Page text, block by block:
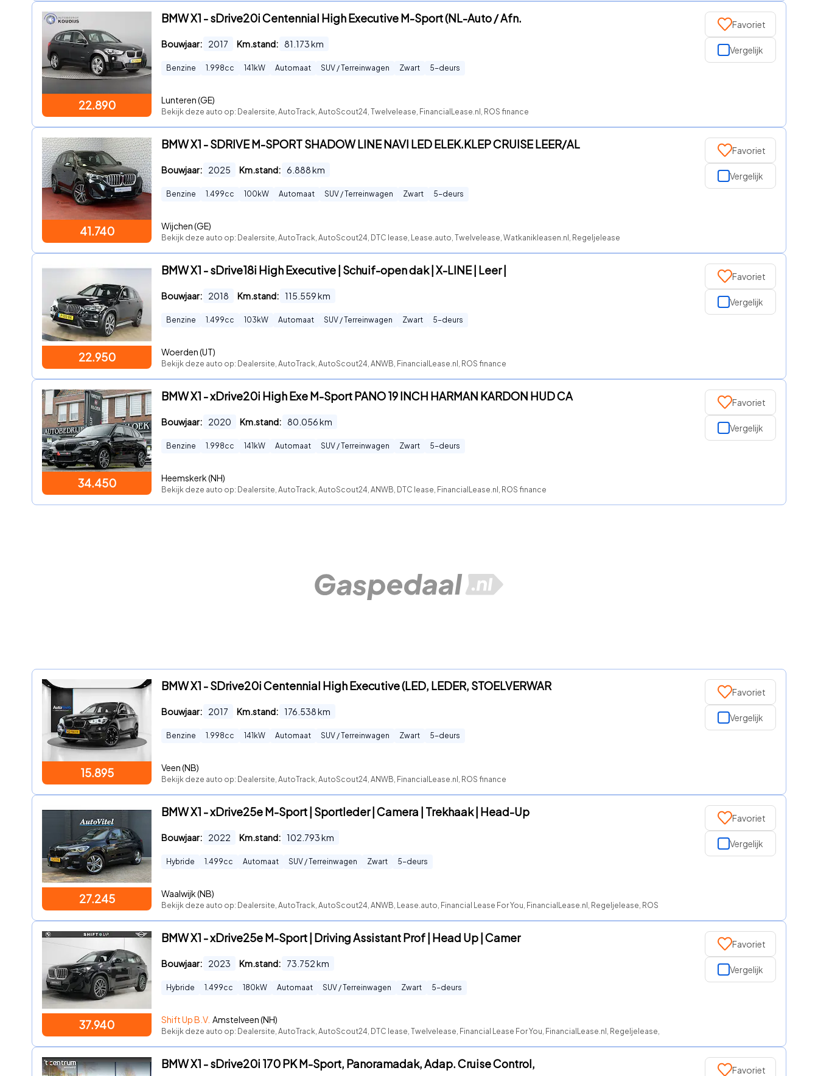
22.890
BMW X1 - sDrive20i Centennial High Executive M-Sport (NL-Auto / Afn.
Bouwjaar: 2017 Km.stand: 81.173km
Benzine 1.998cc 141 kW Automaat SUV / Terreinwagen Zwart 5-deurs
Lunteren (GE)
Bekijk deze auto op: Dealersite, AutoTrack, AutoScout24, Twelvelease, FinancialLease.nl, ROS finance
Favoriet
Vergelijk
41.740
BMW X1 - SDRIVE M-SPORT SHADOW LINE NAVI LED ELEK.KLEP CRUISE LEER/AL
Bouwjaar: 2025 Km.stand: 6.888km
Benzine 1.499cc 100 kW Automaat SUV / Terreinwagen Zwart 5-deurs
Wijchen (GE)
Bekijk deze auto op: Dealersite, AutoTrack, AutoScout24, DTC lease, Lease.auto, Twelvelease, Watkanikleasen.nl, Regeljelease
Favoriet
Vergelijk
22.950
BMW X1 - sDrive18i High Executive | Schuif-open dak | X-LINE | Leer |
Bouwjaar: 2018 Km.stand: 115.559km
Benzine 1.499cc 103 kW Automaat SUV / Terreinwagen Zwart 5-deurs
Woerden (UT)
Bekijk deze auto op: Dealersite, AutoTrack, AutoScout24, ANWB, FinancialLease.nl, ROS finance
Favoriet
Vergelijk
34.450
BMW X1 - xDrive20i High Exe M-Sport PANO 19 INCH HARMAN KARDON HUD CA
Bouwjaar: 2020 Km.stand: 80.056km
Benzine 1.998cc 141 kW Automaat SUV / Terreinwagen Zwart 5-deurs
Heemskerk (NH)
Bekijk deze auto op: Dealersite, AutoTrack, AutoScout24, ANWB, DTC lease, FinancialLease.nl, ROS finance
Favoriet
Vergelijk
15.895
BMW X1 - SDrive20i Centennial High Executive (LED, LEDER, STOELVERWAR
Bouwjaar: 2017 Km.stand: 176.538km
Benzine 1.998cc 141 kW Automaat SUV / Terreinwagen Zwart 5-deurs
Veen (NB)
Bekijk deze auto op: Dealersite, AutoTrack, AutoScout24, ANWB, FinancialLease.nl, ROS finance
Favoriet
Vergelijk
27.245
BMW X1 - xDrive25e M-Sport | Sportleder | Camera | Trekhaak | Head-Up
Bouwjaar: 2022 Km.stand: 102.793km
Hybride 1.499cc Automaat SUV / Terreinwagen Zwart 5-deurs
Waalwijk (NB)
Bekijk deze auto op: Dealersite, AutoTrack, AutoScout24, ANWB, Lease.auto, Financial Lease For You, FinancialLease.nl, Regeljelease, ROS finance
Favoriet
Vergelijk
37.940
BMW X1 - xDrive25e M-Sport | Driving Assistant Prof | Head Up | Camer
Bouwjaar: 2023 Km.stand: 73.752km
Hybride 1.499cc 180 kW Automaat SUV / Terreinwagen Zwart 5-deurs
Shift Up B.V. Amstelveen (NH)
Bekijk deze auto op: Dealersite, AutoTrack, AutoScout24, DTC lease, Twelvelease, Financial Lease For You, FinancialLease.nl, Regeljelease, ROS finance
Favoriet
Vergelijk
BMW X1 - sDrive20i 170 PK M-Sport, Panoramadak, Adap. Cruise Control, Favoriet